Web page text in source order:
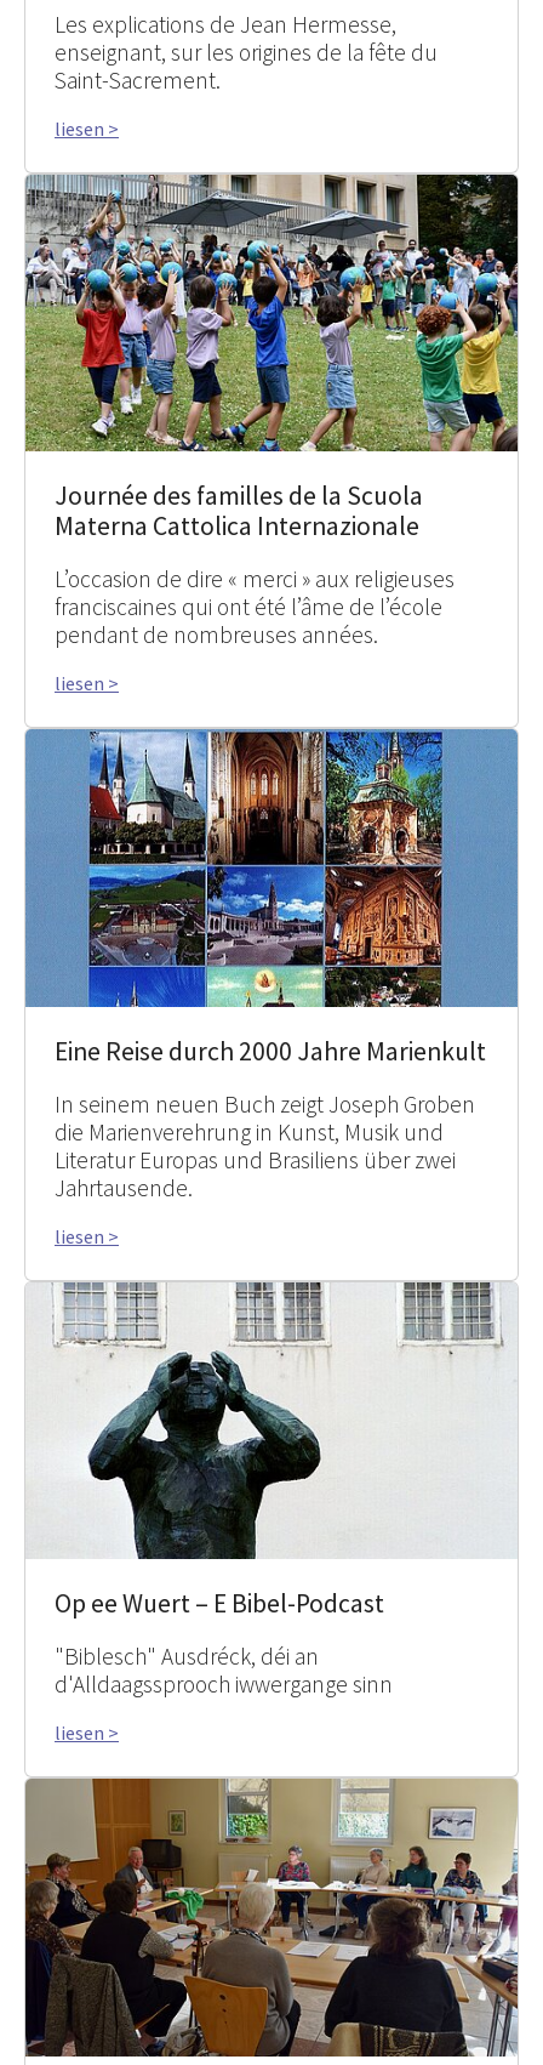
Les explications de Jean Hermesse,
enseignant, sur les origines de la fête du
Saint-Sacrement.
liesen >
Journée des familles de la Scuola
Materna Cattolica Internazionale
L’occasion de dire « merci » aux religieuses
franciscaines qui ont été l’âme de l’école
pendant de nombreuses années.
liesen >
Eine Reise durch 2000 Jahre Marienkult
In seinem neuen Buch zeigt Joseph Groben
die Marienverehrung in Kunst, Musik und
Literatur Europas und Brasiliens über zwei
Jahrtausende.
liesen >
Op ee Wuert – E Bibel-Podcast
"Biblesch" Ausdréck, déi an
d'Alldaagssprooch iwwergange sinn
liesen >